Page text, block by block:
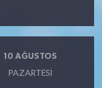
10 AĞUSTOS
PAZARTESI